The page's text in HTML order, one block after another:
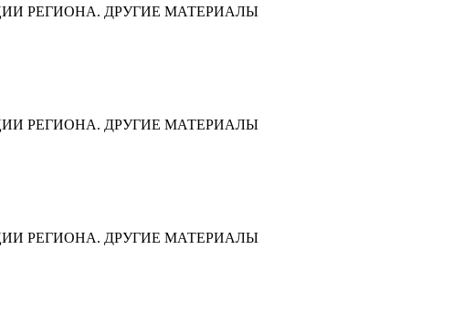
РЕГИОНА. ДРУГИЕ МАТЕРИАЛЫ
РЕГИОНА. ДРУГИЕ МАТЕРИАЛЫ
РЕГИОНА. ДРУГИЕ МАТЕРИАЛЫ